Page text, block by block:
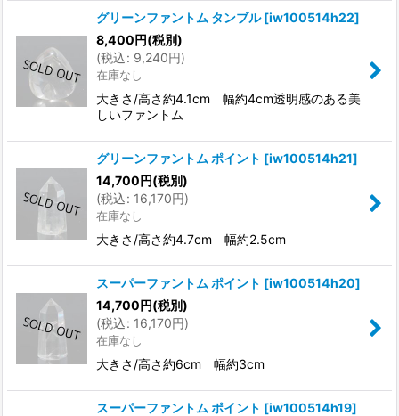
グリーンファントム タンブル [iw100514h22]
8,400円(税別)
(税込: 9,240円)
在庫なし
大きさ/高さ約4.1cm 幅約4cm透明感のある美
しいファントム
グリーンファントム ポイント [iw100514h21]
14,700円(税別)
(税込: 16,170円)
在庫なし
大きさ/高さ約4.7cm 幅約2.5cm
スーパーファントム ポイント [iw100514h20]
14,700円(税別)
(税込: 16,170円)
在庫なし
大きさ/高さ約6cm 幅約3cm
スーパーファントム ポイント [iw100514h19]